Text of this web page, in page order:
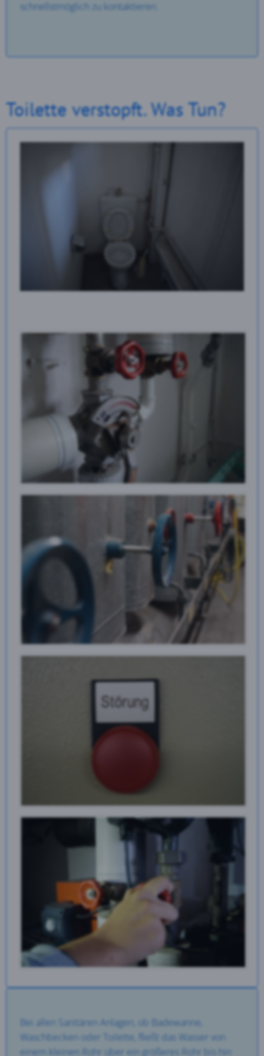
schnellstmöglich zu kontaktieren.
Toilette verstopft. Was Tun?
Bei allen Sanitären Anlagen, ob Badewanne,
Waschbecken oder Toilette, fließt das Wasser von
einem kleinen Rohr über ein größeres Rohr bis hin